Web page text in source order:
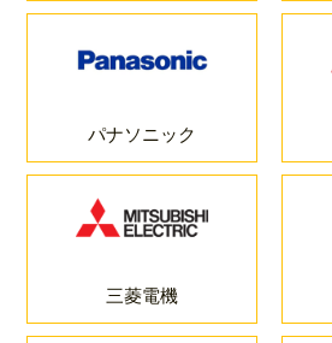
パナソニック
三菱電機